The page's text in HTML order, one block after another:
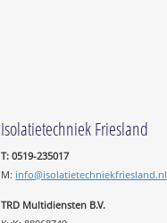
Isolatietechniek Friesland
T: 0519-235017
M: info@isolatietechniekfriesland.nl
TRD Multidiensten B.V.